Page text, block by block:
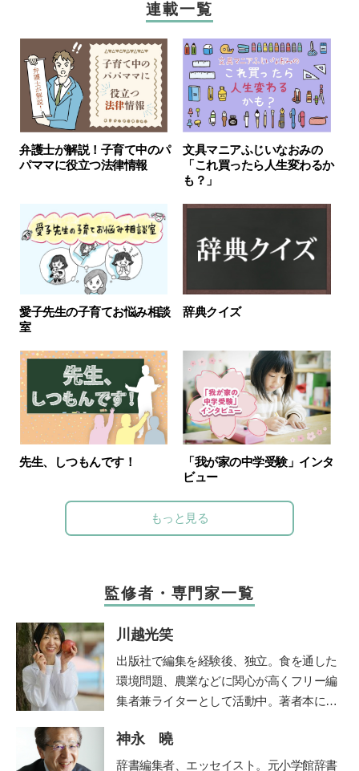
連載一覧
弁護士が解説！子育て中のパ
パママに役立つ法律情報
文具マニアふじいなおみの
「これ買ったら人生変わるか
も？」
愛子先生の子育てお悩み相談
室
辞典クイズ
先生、しつもんです！
「我が家の中学受験」インタ
ビュー
もっと見る
監修者・専門家一覧
川越光笑
出版社で編集を経験後、独立。食を通した
環境問題、農業などに関心が高くフリー編
集者兼ライターとして活動中。著者本に日
り」（グラフィック社）がある。NHKやラ
ジオ番組J-Waveロハスモーニングなど多
神永 曉
辞書編集者、エッセイスト。元小学館辞書